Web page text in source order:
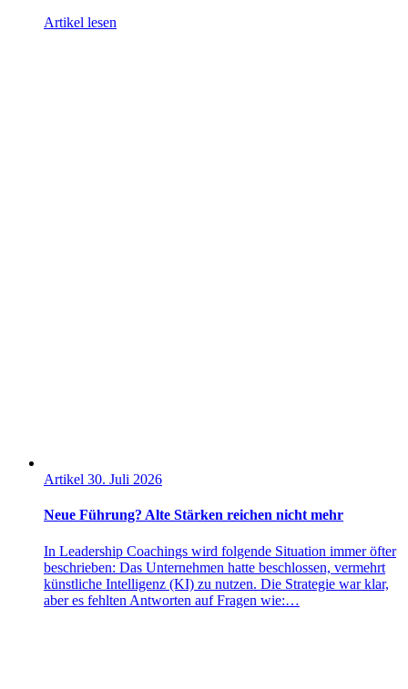
Artikel lesen
Artikel 30. Juli 2026
Neue Führung? Alte Stärken reichen nicht mehr
In Leadership Coachings wird folgende Situation immer öfter
beschrieben: Das Unternehmen hatte beschlossen, vermehrt
künstliche Intelligenz (KI) zu nutzen. Die Strategie war klar,
aber es fehlten Antworten auf Fragen wie:…